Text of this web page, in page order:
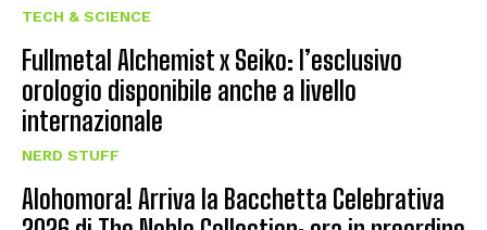
TECH & SCIENCE
Fullmetal Alchemist x Seiko: l’esclusivo
orologio disponibile anche a livello
internazionale
NERD STUFF
Alohomora! Arriva la Bacchetta Celebrativa